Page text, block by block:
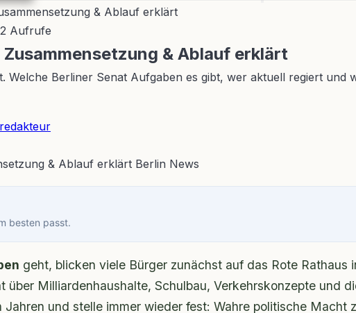
& Ablauf erklärt
Aufrufe
& Ablauf erklärt
Welche Berliner Senat Aufgaben es gibt, wer aktuell regiert und
besten passt.
geht, blicken viele Bürger zunächst auf das Rote
über Milliardenhaushalte, Schulbau, Verkehrskonzepte und
und stelle immer wieder fest: Wahre politische